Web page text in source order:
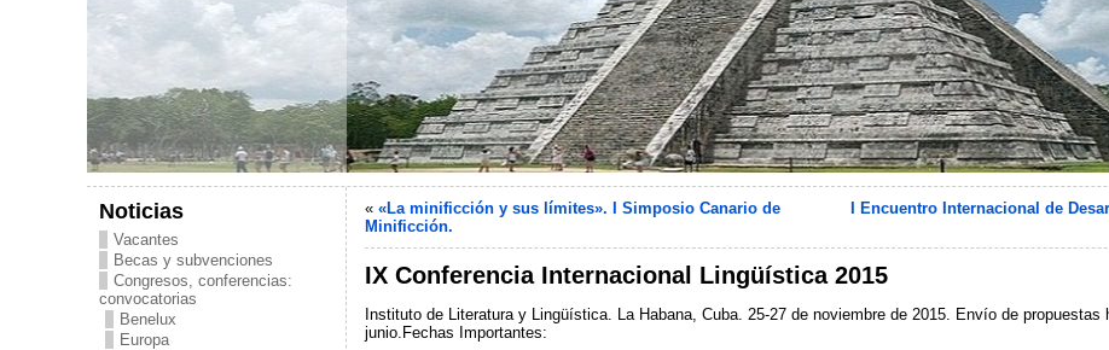
Noticias
Vacantes
Becas y subvenciones
Congresos, conferencias:
convocatorias
Benelux
Europa
« «La minificción y sus límites». I Simposio Canario de
Minificción.
I Encuentro Internacional de
IX Conferencia Internacional Lingüística 2015
Instituto de Literatura y Lingüística. La Habana, Cuba. 25-27 de noviembre de 2015. Envío de propuestas
junio. Fechas Importantes: